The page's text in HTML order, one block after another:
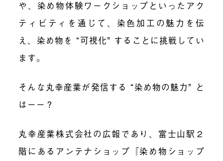
や、染め物体験ワークショップといったアク
ティビティを通じて、染色加工の魅力を伝
え、染め物を “可視化” することに挑戦してい
ます。
そんな丸幸産業が発信する “染め物の魅力” と
はーー？
丸幸産業株式会社の広報であり、富士山駅２
階にあるアンテナショップ『染め物ショップ